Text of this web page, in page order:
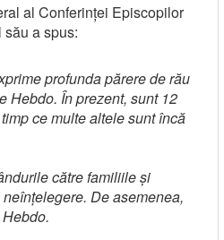
al Conferinței Episcopilor
a spus:
profunda părere de rău
Hebdo. În prezent, sunt 12
ce multe altele sunt încă
către familiile și
De asemenea,